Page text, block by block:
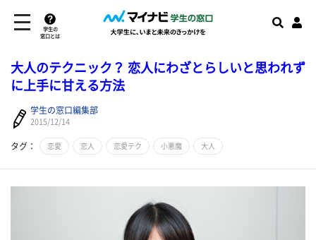
学生の
窓口とは
大人のテクニック？ 恋人にわざとらしいと思われず
に上手に甘える方法
学生の窓口編集部
2015/12/14
タグ： 恋愛 恋人 恋愛テク 小悪魔 大人